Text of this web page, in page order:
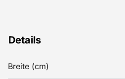
Details
Breite (cm)